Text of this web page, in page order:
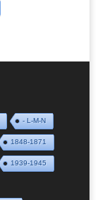
- L-M-N
1848-1871
1939-1945